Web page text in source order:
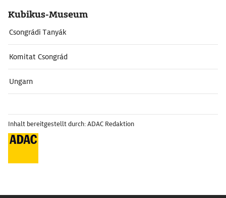
Kubikus-Museum
Csongrádi Tanyák
Komitat Csongrád
Ungarn
Inhalt bereitgestellt durch: ADAC Redaktion